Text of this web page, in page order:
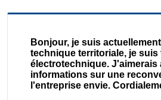
Bonjour, je suis
technique territoriale, je
électrotechnique. J'aimerais
informations sur une
l'entreprise envie.